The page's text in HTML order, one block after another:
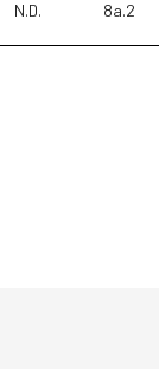
N.D. 8a.2